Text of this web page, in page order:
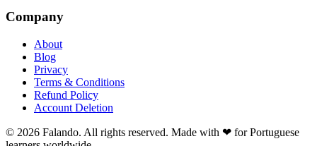
Company
About
Blog
Privacy
Terms & Conditions
Refund Policy
Account Deletion
© 2026 Falando. All rights reserved. Made with ❤ for Portuguese